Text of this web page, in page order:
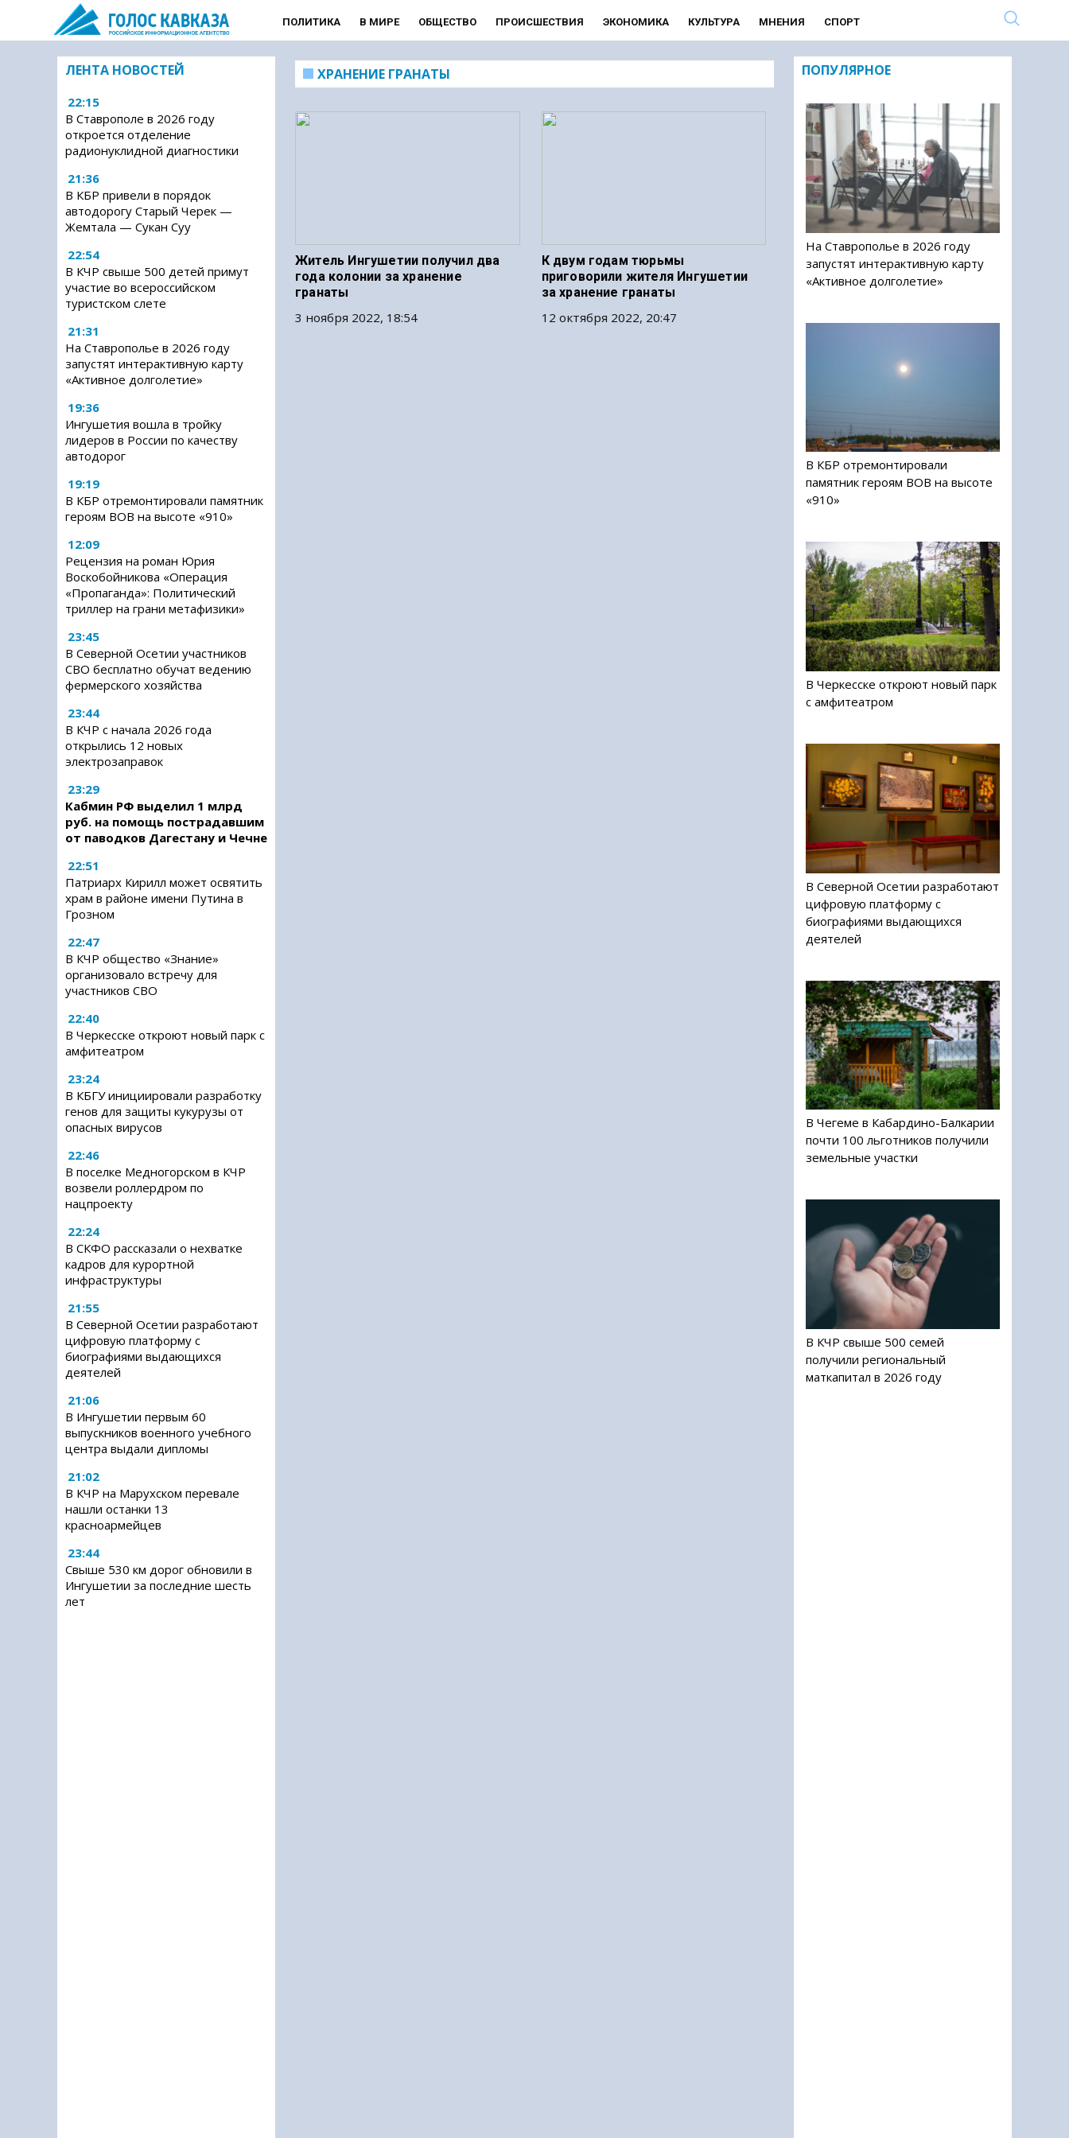
ПОЛИТИКА В МИРЕ ОБЩЕСТВО ПРОИСШЕСТВИЯ ЭКОНОМИКА КУЛЬТУРА МНЕНИЯ СПОРТ
ЛЕНТА НОВОСТЕЙ
22:15
В Ставрополе в 2026 году
откроется отделение
радионуклидной диагностики
21:36
В КБР привели в порядок
автодорогу Старый Черек —
Жемтала — Сукан Суу
22:54
В КЧР свыше 500 детей примут
участие во всероссийском
туристском слете
21:31
На Ставрополье в 2026 году
запустят интерактивную карту
«Активное долголетие»
19:36
Ингушетия вошла в тройку
лидеров в России по качеству
автодорог
19:19
В КБР отремонтировали памятник
героям ВОВ на высоте «910»
12:09
Рецензия на роман Юрия
Воскобойникова «Операция
«Пропаганда»: Политический
триллер на грани метафизики»
23:45
В Северной Осетии участников
СВО бесплатно обучат ведению
фермерского хозяйства
23:44
В КЧР с начала 2026 года
открылись 12 новых
электрозаправок
23:29
Кабмин РФ выделил 1 млрд
руб. на помощь пострадавшим
от паводков Дагестану и Чечне
22:51
Патриарх Кирилл может освятить
храм в районе имени Путина в
Грозном
22:47
В КЧР общество «Знание»
организовало встречу для
участников СВО
22:40
В Черкесске откроют новый парк с
амфитеатром
23:24
В КБГУ инициировали разработку
генов для защиты кукурузы от
опасных вирусов
22:46
В поселке Медногорском в КЧР
возвели роллердром по
нацпроекту
22:24
В СКФО рассказали о нехватке
кадров для курортной
инфраструктуры
21:55
В Северной Осетии разработают
цифровую платформу с
биографиями выдающихся
деятелей
21:06
В Ингушетии первым 60
выпускников военного учебного
центра выдали дипломы
21:02
В КЧР на Марухском перевале
нашли останки 13
красноармейцев
23:44
Свыше 530 км дорог обновили в
Ингушетии за последние шесть
лет
ХРАНЕНИЕ ГРАНАТЫ
Житель Ингушетии получил два
года колонии за хранение
гранаты
3 ноября 2022, 18:54
К двум годам тюрьмы
приговорили жителя Ингушетии
за хранение гранаты
12 октября 2022, 20:47
ПОПУЛЯРНОЕ
На Ставрополье в 2026 году
запустят интерактивную карту
«Активное долголетие»
В КБР отремонтировали
памятник героям ВОВ на высоте
«910»
В Черкесске откроют новый парк
с амфитеатром
В Северной Осетии разработают
цифровую платформу с
биографиями выдающихся
деятелей
В Чегеме в Кабардино-Балкарии
почти 100 льготников получили
земельные участки
В КЧР свыше 500 семей
получили региональный
маткапитал в 2026 году